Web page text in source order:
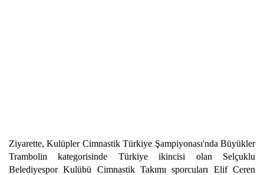
Ziyarette, Kulüpler Cimnastik Türkiye Şampiyonası'nda Büyükler
Trambolin kategorisinde Türkiye ikincisi olan Selçuklu
Belediyespor Kulübü Cimnastik Takımı sporcuları Elif Ceren